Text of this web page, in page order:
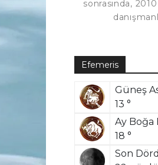
sonrasında,
Efemeris
Güneş
13 °
Ay
18 °
Son